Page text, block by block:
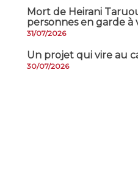
Mort de Heirani
personnes en garde à
31/07/2026
Un projet qui vire au
30/07/2026